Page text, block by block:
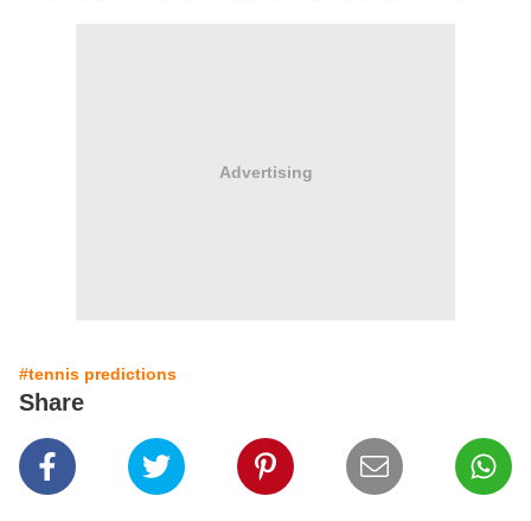
Advertising
#tennis predictions
Share